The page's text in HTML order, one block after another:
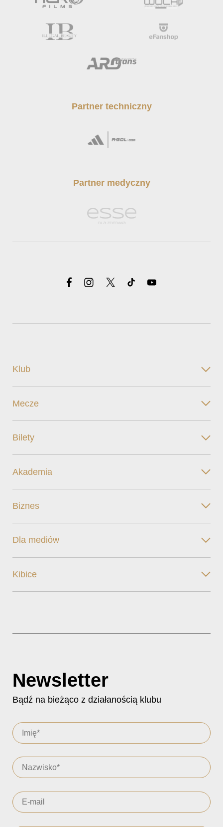
Partner techniczny
Partner medyczny
Klub
Mecze
Bilety
Akademia
Biznes
Dla mediów
Kibice
Newsletter
Bądź na bieżąco z działanością klubu